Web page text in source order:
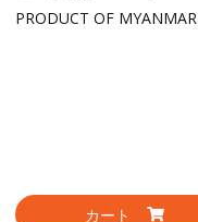
PRODUCT OF MYANMAR
カート